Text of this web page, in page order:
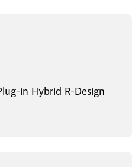
in Hybrid R-Design